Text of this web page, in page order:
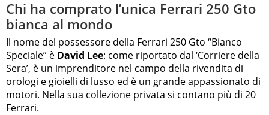
Chi ha comprato l’unica Ferrari 250 Gto
bianca al mondo
Il nome del possessore della Ferrari 250 Gto “Bianco
Speciale” è David Lee: come riportato dal ‘Corriere della
Sera’, è un imprenditore nel campo della rivendita di
orologi e gioielli di lusso ed è un grande appassionato di
motori. Nella sua collezione privata si contano più di 20
Ferrari.